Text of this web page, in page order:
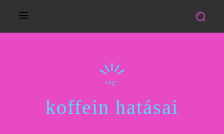
tag:
koffein hatásai